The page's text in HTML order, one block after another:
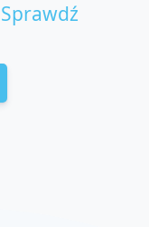
Sprawdź